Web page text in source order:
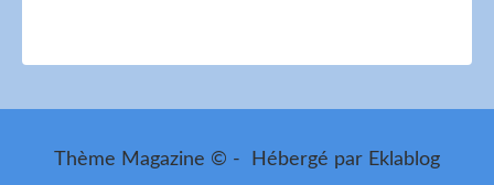
Thème Magazine © - Hébergé par Eklablog